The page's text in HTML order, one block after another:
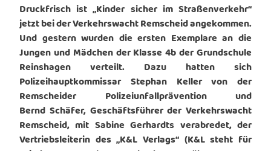
Druckfrisch ist „Kinder sicher im Straßenverkehr“
jetzt bei der Verkehrswacht Remscheid angekommen.
Und gestern wurden die ersten Exemplare an die
Jungen und Mädchen der Klasse 4b der Grundschule
Reinshagen verteilt. Dazu hatten sich
Polizeihauptkommissar Stephan Keller von der
Remscheider Polizeiunfallprävention und
Bernd Schäfer, Geschäftsführer der Verkehrswacht
Remscheid, mit Sabine Gerhardts verabredet, der
Vertriebsleiterin des „K&L Verlags“ (K&L steht für